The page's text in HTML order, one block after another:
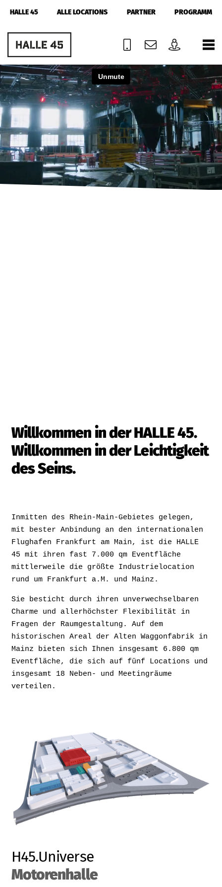
HALLE 45 ALLE LOCATIONS PARTNER PROGRAMM
Willkommen in der HALLE 45.
Willkommen in der Leichtigkeit
des Seins.
Inmitten des Rhein-Main-Gebietes gelegen,
mit bester Anbindung an den internationalen
Flughafen Frankfurt am Main, ist die HALLE
45 mit ihren fast 7.000 qm Eventfläche
mittlerweile die größte Industrielocation
rund um Frankfurt a.M. und Mainz.
Sie besticht durch ihren unverwechselbaren
Charme und allerhöchster Flexibilität in
Fragen der Raumgestaltung. Auf dem
historischen Areal der Alten Waggonfabrik in
Mainz bieten sich Ihnen insgesamt 6.800 qm
Eventfläche, die sich auf fünf Locations und
insgesamt 18 Neben- und Meetingräume
verteilen.
H45.Universe
Motorenhalle